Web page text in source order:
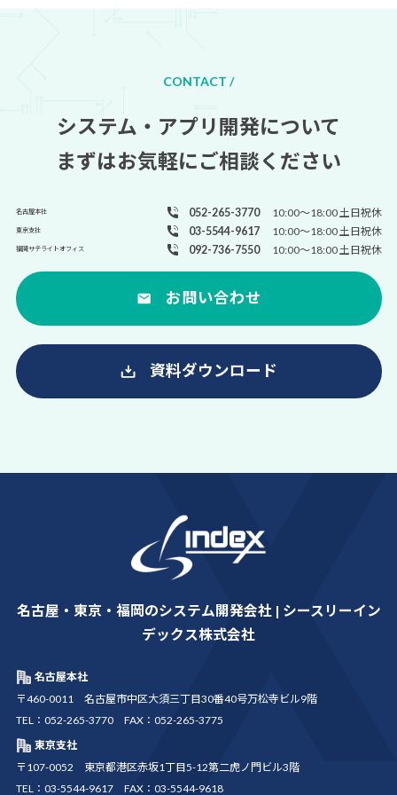
CONTACT /
システム・アプリ開発について
まずはお気軽にご相談ください
名古屋本社 052-265-3770 10:00～18:00 土日祝休
東京支社 03-5544-9617 10:00～18:00 土日祝休
福岡サテライトオフィス 092-736-7550 10:00～18:00 土日祝休
お問い合わせ
資料ダウンロード
名古屋・東京・福岡のシステム開発会社 | シースリーイン
デックス株式会社
名古屋本社
〒460-0011 名古屋市中区大須三丁目30番40号万松寺ビル9階
TEL：052-265-3770 FAX：052-265-3775
東京支社
〒107-0052 東京都港区赤坂1丁目5-12第二虎ノ門ビル3階
TEL：03-5544-9617 FAX：03-5544-9618